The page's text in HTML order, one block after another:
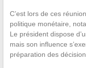
C’est lors de ces
politique monétaire,
Le président dispose
mais son influence
préparation des